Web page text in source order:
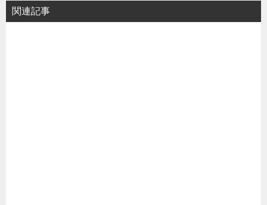
関連記事